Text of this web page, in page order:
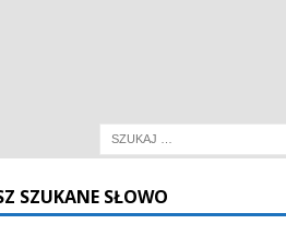
SZUKANE SŁOWO